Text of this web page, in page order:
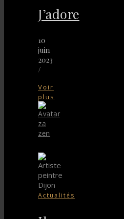
J’adore
10
juin
2023
/
Voir
plus
za
zen
Actualités